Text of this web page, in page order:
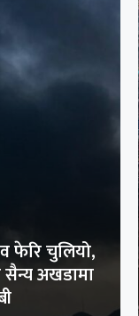
फेरि चुलियो,
अखडामा